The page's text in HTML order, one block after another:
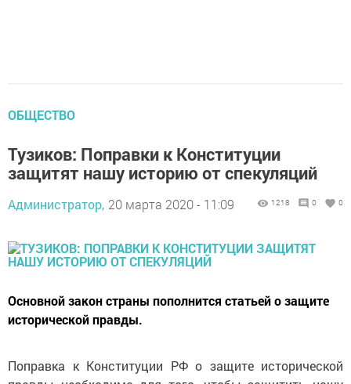
ОБЩЕСТВО
Тузиков: Поправки к Конституции
защитят нашу историю от спекуляций
Администратор, 20 марта 2020 - 11:09 1218 0 0
Основной закон страны пополнится статьей о защите
исторической правды.
Поправка к Конституции РФ о защите исторической